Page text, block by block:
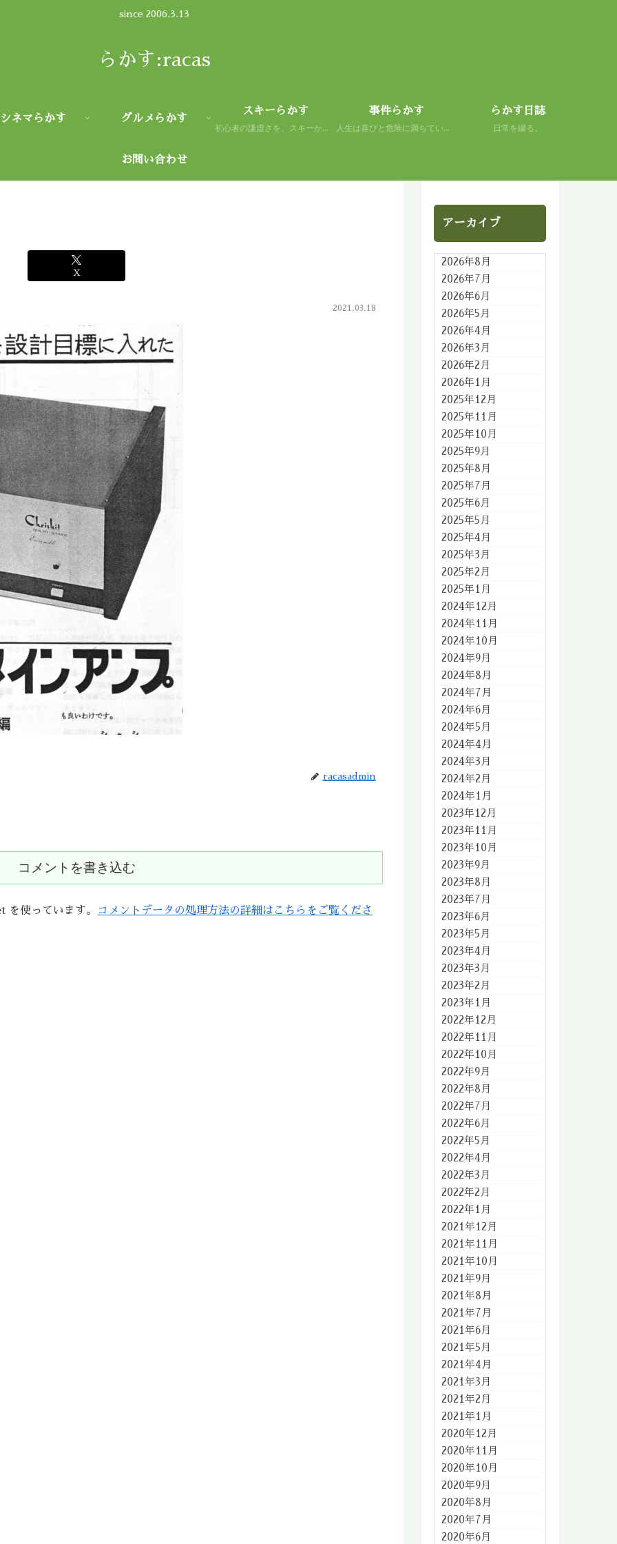
since 2006.3.13
らかす:racas
シネマらかす グルメらかす
スキーらかす
初心者の謙虚さを、スキーから学ぶ。 人生もまた然り。
事件らかす
人生は喜びと危険に満ちている。 だから面白い。
らかす日誌
日常を綴る。
お問い合わせ
X
2021.03.18
racasadmin
コメントを書き込む
使っています。 コメントデータの処理方法の詳細はこちらをご覧くださ
アーカイブ
2026年8月
2026年7月
2026年6月
2026年5月
2026年4月
2026年3月
2026年2月
2026年1月
2025年12月
2025年11月
2025年10月
2025年9月
2025年8月
2025年7月
2025年6月
2025年5月
2025年4月
2025年3月
2025年2月
2025年1月
2024年12月
2024年11月
2024年10月
2024年9月
2024年8月
2024年7月
2024年6月
2024年5月
2024年4月
2024年3月
2024年2月
2024年1月
2023年12月
2023年11月
2023年10月
2023年9月
2023年8月
2023年7月
2023年6月
2023年5月
2023年4月
2023年3月
2023年2月
2023年1月
2022年12月
2022年11月
2022年10月
2022年9月
2022年8月
2022年7月
2022年6月
2022年5月
2022年4月
2022年3月
2022年2月
2022年1月
2021年12月
2021年11月
2021年10月
2021年9月
2021年8月
2021年7月
2021年6月
2021年5月
2021年4月
2021年3月
2021年2月
2021年1月
2020年12月
2020年11月
2020年10月
2020年9月
2020年8月
2020年7月
2020年6月